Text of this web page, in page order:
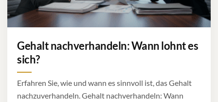
Gehalt nachverhandeln: Wann lohnt es
sich?
Erfahren Sie, wie und wann es sinnvoll ist, das Gehalt
nachzuverhandeln. Gehalt nachverhandeln: Wann